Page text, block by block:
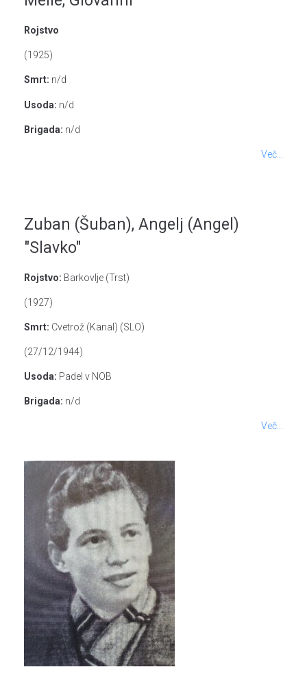
Rojstvo
(1925)
Smrt: n/d
Usoda: n/d
Brigada: n/d
Več...
Zuban (Šuban), Angelj (Angel)
"Slavko"
Rojstvo: Barkovlje (Trst)
(1927)
Smrt: Cvetrož (Kanal) (SLO)
(27/12/1944)
Usoda: Padel v NOB
Brigada: n/d
Več...